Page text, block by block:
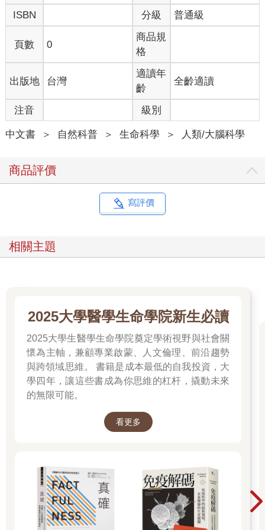
ISBN
分級 普通級
頁數 0
商品規
格
出版地 台灣
適讀年
齡
全齡適讀
注音 級別
中文書 ＞ 自然科普 ＞ 生命科學 ＞ 人類/大腦科學
商品評價
寫評價
相關主題
2025大學醫學生命學院新生必讀
2025大學生醫學生命學院奠定學術視野與社會關
懷為主軸，兼顧專業啟蒙、人文倫理、前沿趨勢
與跨領域思維。 書籍是成本最低的自我投資，大
學四年，讓這些書成為你思維的杠杆，撬動未來
的無限可能。
看更多